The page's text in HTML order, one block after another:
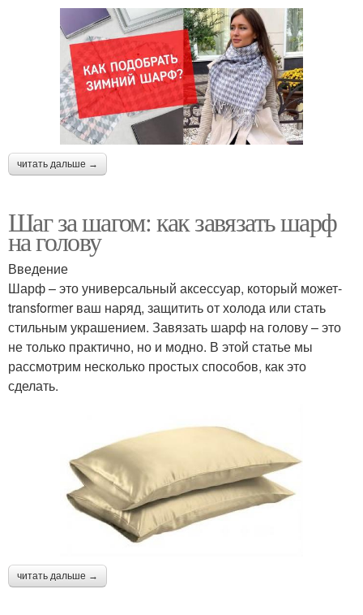
читать дальше →
Шаг за шагом: как завязать шарф
на голову
Введение
Шарф – это универсальный аксессуар, который может-
transformer ваш наряд, защитить от холода или стать
стильным украшением. Завязать шарф на голову – это
не только практично, но и модно. В этой статье мы
рассмотрим несколько простых способов, как это
сделать.
читать дальше →